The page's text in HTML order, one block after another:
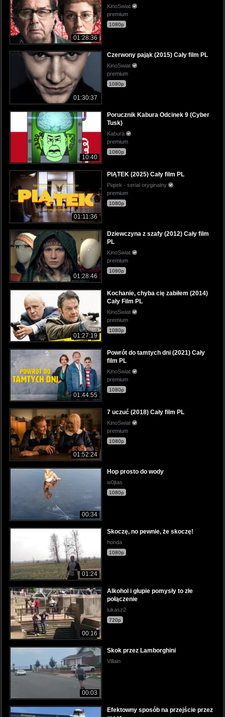
01:28:36
KinoSwiat
premium
1080p
01:30:37
Czerwony pająk (2015) Cały film PL
KinoSwiat
premium
1080p
10:40
Porucznik Kabura Odcinek 9 (Cyber
Tusk)
Kabura
premium
1080p
01:11:36
PIĄTEK (2025) Cały film PL
Piątek - serial oryginalny
premium
1080p
01:28:46
Dziewczyna z szafy (2012) Cały film
PL
KinoSwiat
premium
1080p
01:27:19
Kochanie, chyba cię zabiłem (2014)
Cały Film PL
KinoSwiat
premium
1080p
01:44:55
Powrót do tamtych dni (2021) Cały
film PL
KinoSwiat
premium
1080p
01:52:24
7 uczuć (2018) Cały film PL
KinoSwiat
premium
1080p
00:34
Hop prosto do wody
w0jtas
1080p
01:24
Skoczę, no pewnie, że skoczę!
honda
1080p
00:16
Alkohol i głupie pomysły to złe
połączenie
lukasz2
720p
00:03
Skok przez Lamborghini
Villain
Efektowny sposób na przejście przez